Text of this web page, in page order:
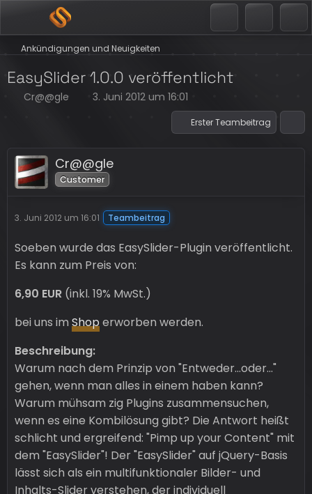
Ankündigungen und Neuigkeiten
EasySlider 1.0.0 veröffentlicht
Cr@@gle 3. Juni 2012 um 16:01
Erster Teambeitrag
Cr@@gle
Customer
3. Juni 2012 um 16:01 Teambeitrag
Soeben wurde das EasySlider-Plugin veröffentlicht.
Es kann zum Preis von:
6,90 EUR (inkl. 19% MwSt.)
bei uns im Shoperworben werden.
Beschreibung:
Warum nach dem Prinzip von "Entweder...oder..."
gehen, wenn man alles in einem haben kann?
Warum mühsam zig Plugins zusammensuchen,
wenn es eine Kombilösung gibt? Die Antwort heißt
schlicht und ergreifend: "Pimp up your Content" mit
dem "EasySlider"! Der "EasySlider" auf jQuery-Basis
lässt sich als ein multifunktionaler Bilder- und
Inhalts-Slider verstehen, der individuell